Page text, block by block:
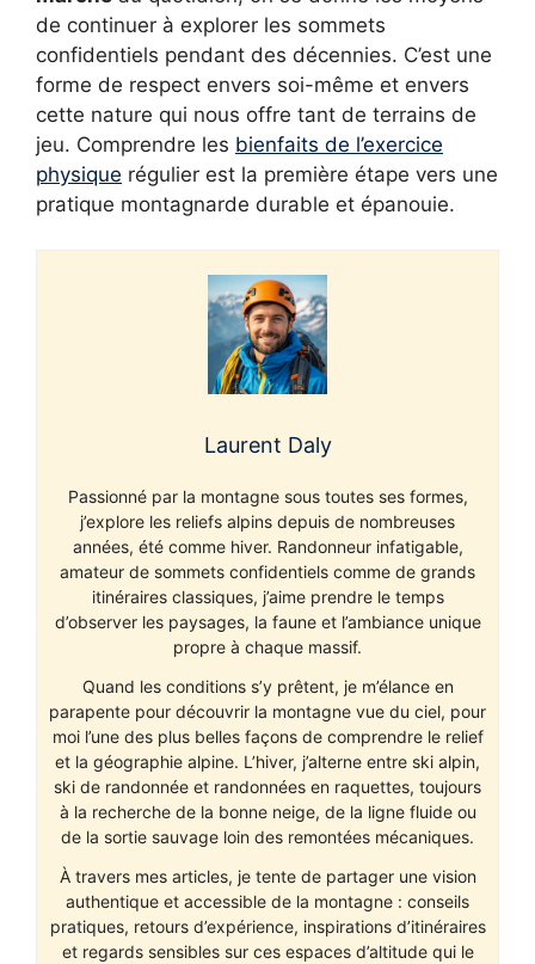
de continuer à explorer les sommets
confidentiels pendant des décennies. C’est une
forme de respect envers soi-même et envers
cette nature qui nous offre tant de terrains de
jeu. Comprendre les bienfaits de l’exercice
physique régulier est la première étape vers une
pratique montagnarde durable et épanouie.
Laurent Daly
Passionné par la montagne sous toutes ses formes,
j’explore les reliefs alpins depuis de nombreuses
années, été comme hiver. Randonneur infatigable,
amateur de sommets confidentiels comme de grands
itinéraires classiques, j’aime prendre le temps
d’observer les paysages, la faune et l’ambiance unique
propre à chaque massif.
Quand les conditions s’y prêtent, je m’élance en
parapente pour découvrir la montagne vue du ciel, pour
moi l’une des plus belles façons de comprendre le relief
et la géographie alpine. L’hiver, j’alterne entre ski alpin,
ski de randonnée et randonnées en raquettes, toujours
à la recherche de la bonne neige, de la ligne fluide ou
de la sortie sauvage loin des remontées mécaniques.
À travers mes articles, je tente de partager une vision
authentique et accessible de la montagne : conseils
pratiques, retours d’expérience, inspirations d’itinéraires
et regards sensibles sur ces espaces d’altitude qui le